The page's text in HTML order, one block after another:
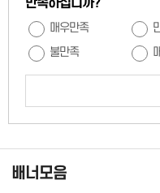
만족하십니까?
매우만족
불만족
배너모음